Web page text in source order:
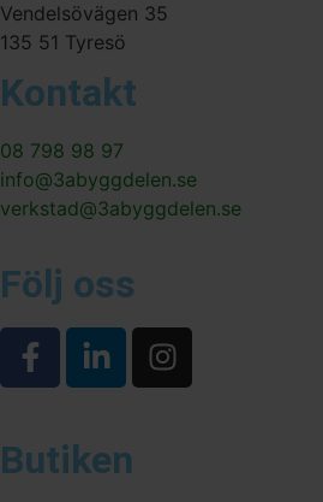
Vendelsövägen 35
135 51 Tyresö
Kontakt
08 798 98 97
info@3abyggdelen.se
verkstad@3abyggdelen.se
Följ oss
Butiken